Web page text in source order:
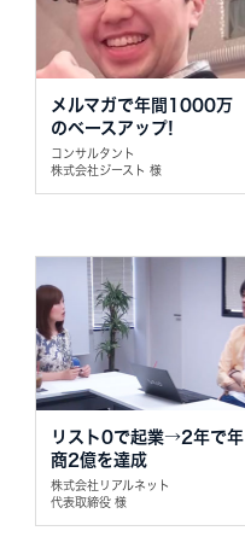
メルマガで年間1000万
のベースアップ!
コンサルタント
株式会社ジースト 様
リスト0で起業→2年で年
商2億を達成
株式会社リアルネット
代表取締役 様